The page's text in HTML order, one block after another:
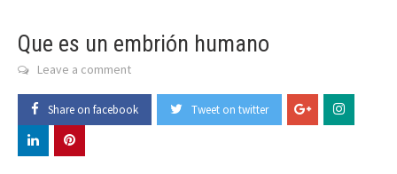
Que es un embrión humano
Leave a comment
Share on facebook Tweet on twitter